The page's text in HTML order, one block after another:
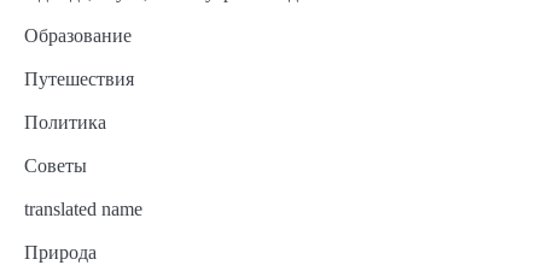
Образование
Путешествия
Политика
Советы
translated name
Природа